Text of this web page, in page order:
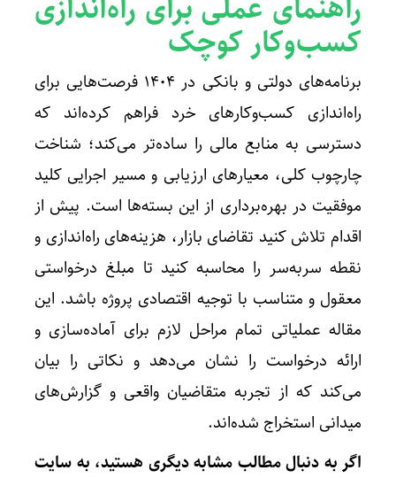
راهنمای عملی برای راه‌اندازی
کسب‌وکار کوچک
برنامه‌های دولتی و بانکی در ۱۴۰۴ فرصت‌هایی برای
راه‌اندازی کسب‌وکارهای خرد فراهم کرده‌اند که
دسترسی به منابع مالی را ساده‌تر می‌کند؛ شناخت
چارچوب کلی، معیارهای ارزیابی و مسیر اجرایی کلید
موفقیت در بهره‌برداری از این بسته‌ها است. پیش از
اقدام تلاش کنید تقاضای بازار، هزینه‌های راه‌اندازی و
نقطه سربه‌سر را محاسبه کنید تا مبلغ درخواستی
معقول و متناسب با توجیه اقتصادی پروژه باشد. این
مقاله عملیاتی تمام مراحل لازم برای آماده‌سازی و
ارائه درخواست را نشان می‌دهد و نکاتی را بیان
می‌کند که از تجربه متقاضیان واقعی و گزارش‌های
میدانی استخراج شده‌اند.
اگر به دنبال مطالب مشابه دیگری هستید، به سایت